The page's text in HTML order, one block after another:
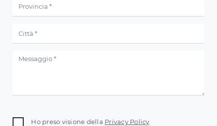
Ho preso visione della Privacy Policy